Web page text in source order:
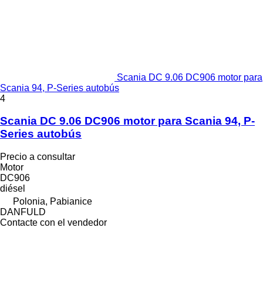
Scania DC 9.06 DC906 motor para
Scania 94, P-Series autobús
4
Scania DC 9.06 DC906 motor para Scania 94, P-
Series autobús
Precio a consultar
Motor
DC906
diésel
Polonia, Pabianice
DANFULD
Contacte con el vendedor